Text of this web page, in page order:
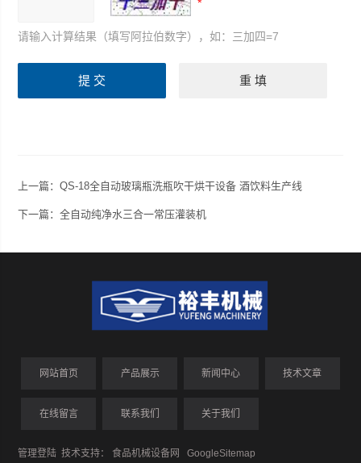
请输入计算结果（填写阿拉伯数字），如：三加四=7
上一篇：QS-18全自动玻璃瓶洗瓶吹干烘干设备 酒饮料生产线
下一篇：全自动纯净水三合一常压灌装机
网站首页 产品展示 新闻中心 技术文章
在线留言 联系我们 关于我们
管理登陆 技术支持：食品机械设备网 GoogleSitemap